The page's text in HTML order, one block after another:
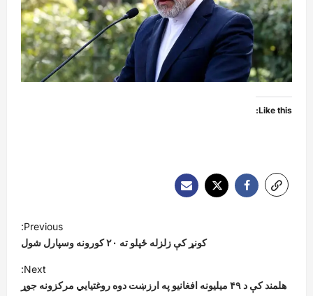
Like this:
Previous:
کونړ کې زلزله ځپلو ته ۲۰ کورونه وسپارل شول
Next:
هلمند کې د ۴۹ میلیونه افغانیو په ارزښت دوه روغتیايي مرکزونه جوړ